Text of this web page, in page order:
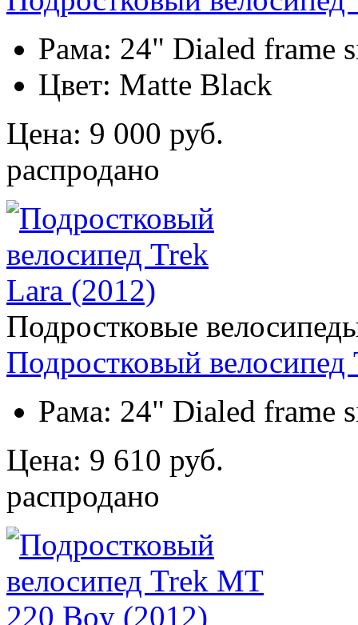
Рама: 24" Dialed frame
Цвет: Matte Black
Цена: 9 000 руб.
распродано
Подростковые
Подростковый
Рама: 24" Dialed frame
Цена: 9 610 руб.
распродано